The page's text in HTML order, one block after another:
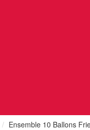
Ensemble 10 Ballons